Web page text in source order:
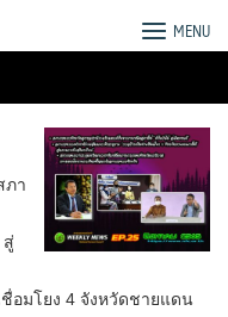
MENU
ภา
สู่
อมโยง 4 จังหวัดชายแดน